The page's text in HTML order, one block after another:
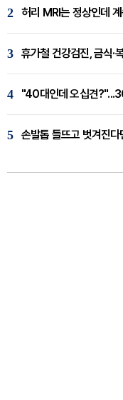
2 허리 MRI는 정상인데
3 휴가철 건강검진, 금식·
4 "40대인데 오십견
5 손발톱 들뜨고 벗겨진